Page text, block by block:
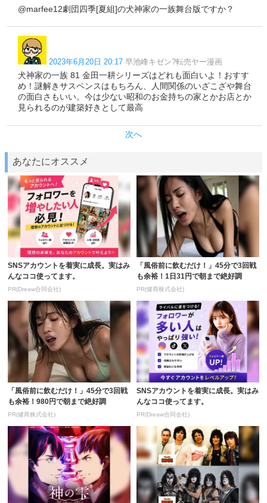
@marfee12劇団四季[夏組]の犬神家の一族舞台版ですか？
2023年6月20日 20:17 早池峰キゼン?転売ヤー漫画
犬神家の一族 81 金田一耕シリーズはどれも面白いよ！おすす
め！謎解きサスペンスはもちろん、人間関係のいざこざや舞台
の面白さもいい。今は少ない昭和のお金持ちの家とかお店とか
見られるのが建築好きとして最高
次へ
あなたにオススメ
SNSアカウントを着実に成長。実はみ
んなココ使ってます。
PR(Dreaw合同会社)
「風俗前に飲むだけ！」45分で3回戦
も余裕！1日31円で朝まで絶好調
PR(健商株式会社)
「風俗前に飲むだけ！」45分で3回戦
も余裕！980円で朝まで絶好調
PR(健商株式会社)
SNSアカウントを着実に成長。実はみ
んなココ使ってます。
PR(Dreaw合同会社)